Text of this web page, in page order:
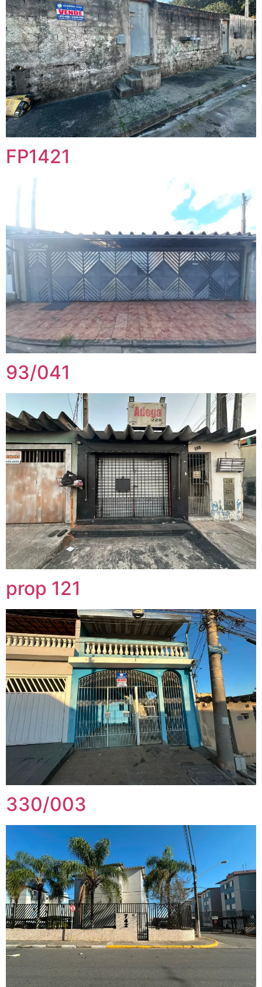
FP1421
93/041
prop 121
330/003